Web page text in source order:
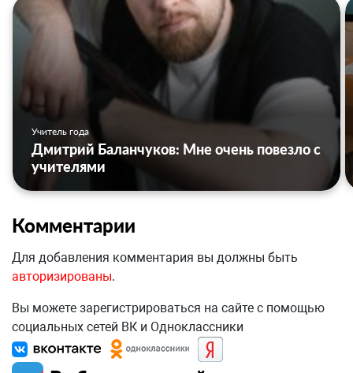
Учитель года
Дмитрий Баланчуков: Мне очень повезло с
учителями
Комментарии
Для добавления комментария вы должны быть
авторизированы.
Вы можете зарегистрироваться на сайте с помощью
социальных сетей ВК и Одноклассники